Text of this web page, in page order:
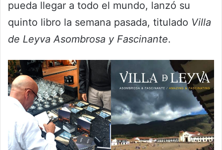
pueda llegar a todo el mundo, lanzó su
quinto libro la semana pasada, titulado Villa
de Leyva Asombrosa y Fascinante.